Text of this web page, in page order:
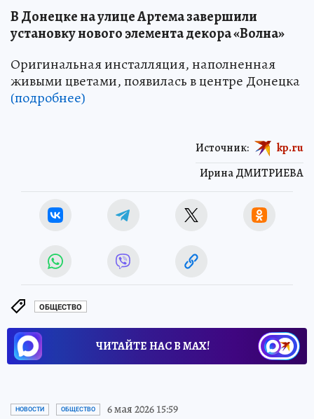
В Донецке на улице Артема завершили
установку нового элемента декора «Волна»
Оригинальная инсталляция, наполненная
живыми цветами, появилась в центре Донецка
(подробнее)
Ирина ДМИТРИЕВА
Источник: kp.ru
ОБЩЕСТВО
ЧИТАЙТЕ НАС В МАХ!
НОВОСТИ ОБЩЕСТВО 6 мая 2026 15:59